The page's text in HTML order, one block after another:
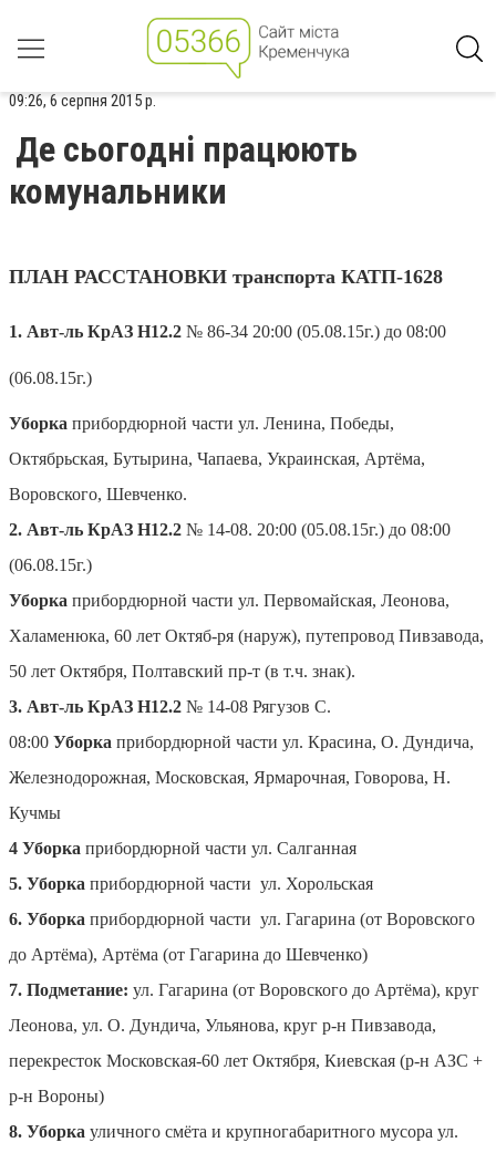
09:26, 6 серпня 2015 р.
Де сьогодні працюють
комунальники
ПЛАН РАССТАНОВКИ транспорта КАТП-1628
1. Авт-ль КрАЗ Н12.2 № 86-34 20:00 (05.08.15г.) до 08:00
(06.08.15г.)
Уборка прибордюрной части ул. Ленина, Победы,
Октябрьская, Бутырина, Чапаева, Украинская, Артёма,
Воровского, Шевченко.
2. Авт-ль КрАЗ Н12.2 № 14-08. 20:00 (05.08.15г.) до 08:00
(06.08.15г.)
Уборка прибордюрной части ул. Первомайская, Леонова,
Халаменюка, 60 лет Октяб-ря (наруж), путепровод Пивзавода,
50 лет Октября, Полтавский пр-т (в т.ч. знак).
3. Авт-ль КрАЗ Н12.2 № 14-08 Рягузов С.
08:00 Уборка прибордюрной части ул. Красина, О. Дундича,
Железнодорожная, Московская, Ярмарочная, Говорова, Н.
Кучмы
4 Уборка прибордюрной части ул. Салганная
5. Уборка прибордюрной части ул. Хорольская
6. Уборка прибордюрной части ул. Гагарина (от Воровского
до Артёма), Артёма (от Гагарина до Шевченко)
7. Подметание: ул. Гагарина (от Воровского до Артёма), круг
Леонова, ул. О. Дундича, Ульянова, круг р-н Пивзавода,
перекресток Московская-60 лет Октября, Киевская (р-н АЗС +
р-н Вороны)
8. Уборка уличного смёта и крупногабаритного мусора ул.